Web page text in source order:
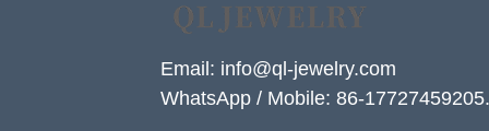
Email: info@ql-jewelry.com
WhatsApp / Mobile: 86-17727459205.